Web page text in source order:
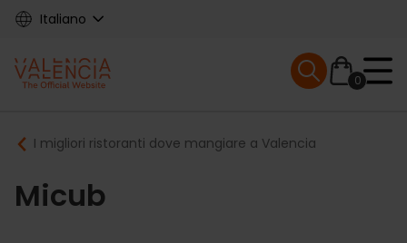
Skip
content
Italiano
Main
navigation
0
Mobile menu
Breadcrumb
I migliori ristoranti dove mangiare a Valencia
Micub